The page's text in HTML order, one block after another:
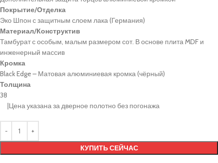
Покрытие/Отделка
Эко Шпон с защитным слоем лака (Германия)
Материал/Конструктив
Тамбурат с особым, малым размером сот. В основе плита MDF и
инженерный массив
Кромка
Black Edge – Матовая алюминиевая кромка (чёрный)
Толщина
38
|Цена указана за дверное полотно без погонажа
КУПИТЬ СЕЙЧАС